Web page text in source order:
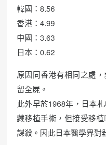
韓國：8.56
香港：4.99
中國：3.63
日本：0.62
原因同香港有相同之處
留全屍。
此外早於1968年，日本
藏移植手術，但接受移
謀殺。因此日本醫學界對